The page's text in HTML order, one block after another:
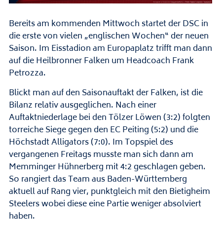
Bereits am kommenden Mittwoch startet der DSC in
die erste von vielen „englischen Wochen“ der neuen
Saison. Im Eisstadion am Europaplatz trifft man dann
auf die Heilbronner Falken um Headcoach Frank
Petrozza.
Blickt man auf den Saisonauftakt der Falken, ist die
Bilanz relativ ausgeglichen. Nach einer
Auftaktniederlage bei den Tölzer Löwen (3:2) folgten
torreiche Siege gegen den EC Peiting (5:2) und die
Höchstadt Alligators (7:0). Im Topspiel des
vergangenen Freitags musste man sich dann am
Memminger Hühnerberg mit 4:2 geschlagen geben.
So rangiert das Team aus Baden-Württemberg
aktuell auf Rang vier, punktgleich mit den Bietigheim
Steelers wobei diese eine Partie weniger absolviert
haben.